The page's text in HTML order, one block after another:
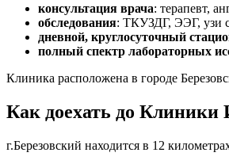
консультация врача: терапевт,
обследования: ТКУЗДГ, ЭЭГ, узи
дневной, круглосуточный
полный спектр лабораторных
Клиника расположена в городе
Как доехать до Клиники
г.Березовский находится в 12